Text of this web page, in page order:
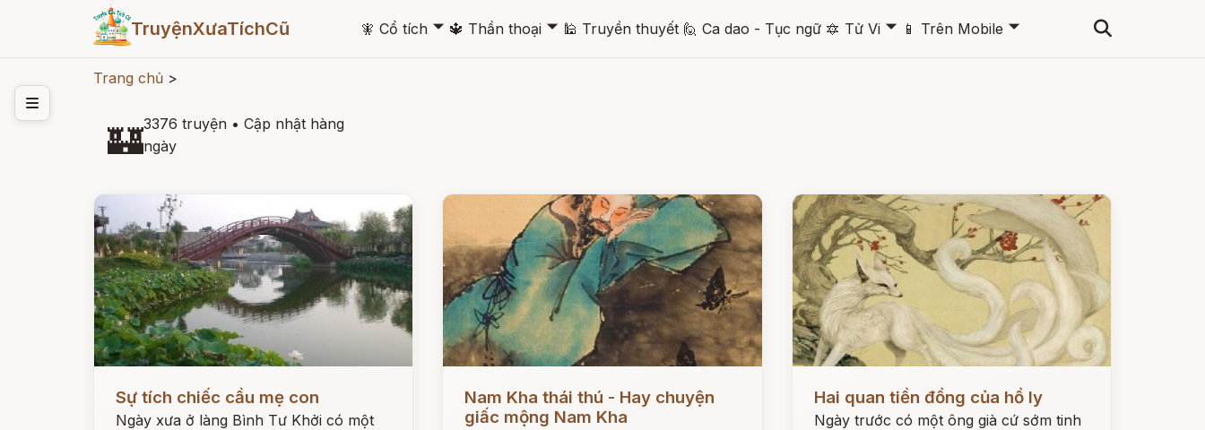
TruyệnXưaTíchCũ 🧚 Cổ tích 🞃 🔱 Thần thoại 🞃 🕌 Truyền thuyết 🙋 Ca dao - Tục ngữ 🔯 Tử Vi 🞃 📱 Trên Mobile 🞃
Trang chủ >
🏰3376 truyện • Cập nhật hàng
ngày
Sự tích chiếc cầu mẹ con
Ngày xưa ở làng Bình Tư Khởi có một
Nam Kha thái thú - Hay chuyện
giấc mộng Nam Kha
Hai quan tiền đồng của hồ ly
Ngày trước có một ông già cứ sớm tinh